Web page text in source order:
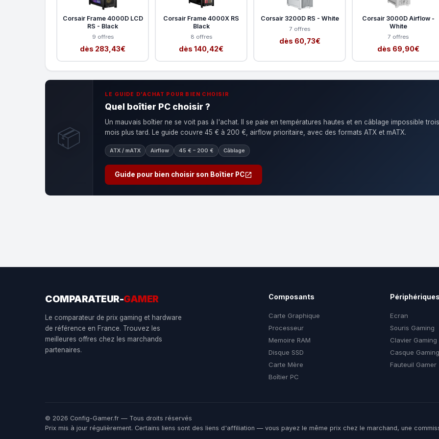
Corsair Frame 4000D LCD
RS - Black
9 offres
dès 283,43€
Corsair Frame 4000X RS
Black
8 offres
dès 140,42€
Corsair 3200D RS - White
7 offres
dès 60,73€
Corsair 3000D Airflow -
White
7 offres
dès 69,90€
📦
LE GUIDE D'ACHAT POUR BIEN CHOISIR
Quel boîtier PC choisir ?
Un mauvais boîtier ne se voit pas à l'achat. Il se paie en températures hautes et en câblage impossible trois
mois plus tard. Le guide couvre 45 € à 200 €, airflow prioritaire, avec des formats ATX et mATX.
ATX / mATX Airflow 45 € – 200 € Câblage
Guide pour bien choisir son Boîtier PC
COMPARATEUR-GAMER
Le comparateur de prix gaming et hardware
de référence en France. Trouvez les
meilleures offres chez les marchands
partenaires.
Composants
Carte Graphique
Processeur
Memoire RAM
Disque SSD
Carte Mère
Boîtier PC
Ecran
Souris Gaming
Clavier Gaming
Casque Gaming
Fauteuil Gamer
© 2026 Config-Gamer.fr — Tous droits réservés
Prix mis à jour régulièrement. Certains liens sont des liens d'affiliation — vous payez le même prix chez le marchand, une